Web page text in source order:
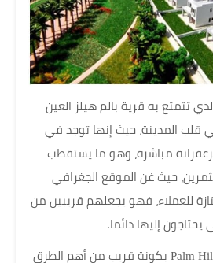
تتمتع به قرية بالم هيلز العين
قلب المدينة، حيث إنها توجد في
الزعفرانة مباشرة، وهو ما يستقطب
حيث غن الموقع الجغرافي
للعملاء، فهو يجعلهم قريبين من
يحتاجون إليها دائما.
يتمتع موقع Palm Hills Sokhna بكونة قريب من أهم الطرق